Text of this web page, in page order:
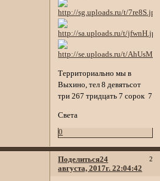
Территориально мы в
Выхино, тел 8 девятьсот
три 267 тридцать 7 сорок 7
Света
0
Поделиться 2
24
августа, 2017г. 22:04:42